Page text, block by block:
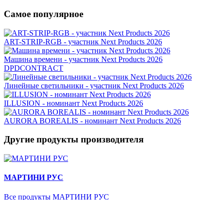
Самое популярное
ART-STRIP-RGB - участник Next Products 2026
Машина времени - участник Next Products 2026
DPDCONTRACT
Линейные светильники - участник Next Products 2026
ILLUSION - номинант Next Products 2026
AURORA BOREALIS - номинант Next Products 2026
Другие продукты производителя
МАРТИНИ РУС
Все продукты МАРТИНИ РУС